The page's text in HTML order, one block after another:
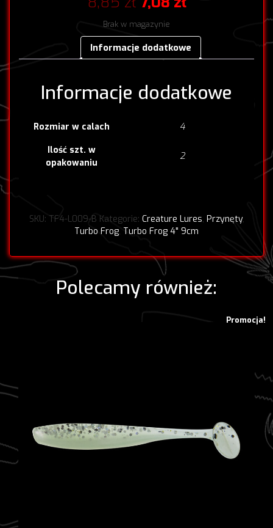
cena
wynosiła:
8,85 zł.
wynosi:
7,08 zł.
Brak w magazynie
Informacje dodatkowe
Informacje dodatkowe
Rozmiar w calach 4
Ilość szt. w
opakowaniu
2
SKU: TF4-L009-B Kategorie: Creature Lures, Przynęty,
Turbo Frog, Turbo Frog 4" 9cm
Polecamy również:
Promocja!